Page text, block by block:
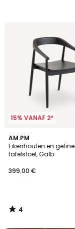
15% VANAF 2*
AM.PM
Eikenhouten en
tafelstoel, Galb
399.00 €
4
/
5
4
/